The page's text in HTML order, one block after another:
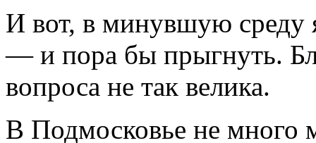
И вот, в минувшую среду
— и пора бы прыгнуть.
вопроса не так велика.
В Подмосковье не много